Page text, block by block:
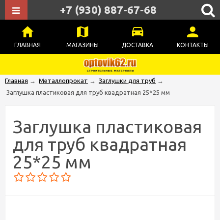
ГЛАВНАЯ МАГАЗИНЫ ДОСТАВКА КОНТАКТЫ
+7 (930) 887-67-68
Главная → Металлопрокат → Заглушки для труб →
Заглушка пластиковая для труб квадратная 25*25 мм
Заглушка пластиковая
для труб квадратная
25*25 мм